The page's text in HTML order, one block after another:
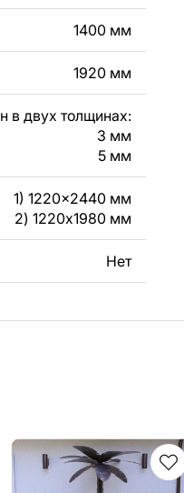
с нами в
1400 мм
1920 мм
в двух толщинах:
3 мм
5 мм
1) 1220x2440 мм
2) 1220x1980 мм
Нет